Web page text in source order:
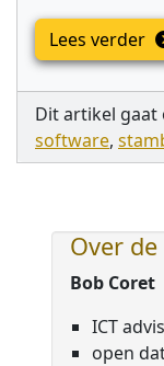
Lees verder
Dit artikel gaat
software,
Over
Bob Coret
ICT
open